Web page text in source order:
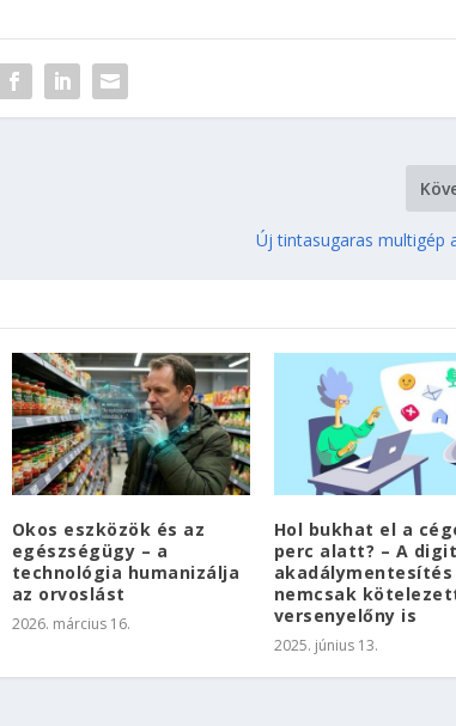
Új tintasugaras multigép
Okos eszközök és az
egészségügy – a
technológia humanizálja
az orvoslást
2026. március 16.
Hol bukhat el a
perc alatt? – A
akadálymentesítés
nemcsak
versenyelőny is
2025. június 13.